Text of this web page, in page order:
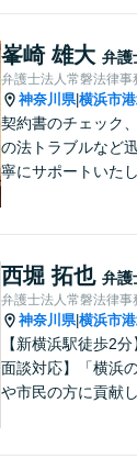
り】負債総額数億
立ての実績あり【
【青葉台駅1分】
在籍】
峯崎 雄大 弁護
弁護士法人常磐法律事
神奈川県|横浜市
契約書のチェック
の法トラブルなど
寧にサポートいたし
西堀 拓也 弁護
弁護士法人常磐法律事
神奈川県|横浜市
【新横浜駅徒歩2
面談対応】「横浜
や市民の方に貢献し